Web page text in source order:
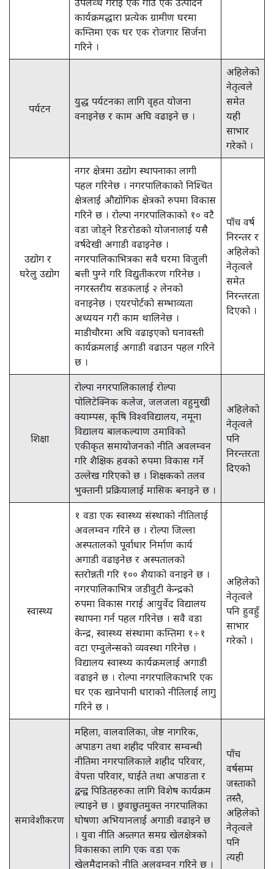
उपलव्ध गराई एक गाउँ एक उत्पादन
कार्यक्रमद्धारा प्रत्येक ग्रामीण घरमा
कम्तिमा एक घर एक रोजगार सिर्जना
गरिने ।
पर्यटन
युद्ध पर्यटनका लागि वृहत योजना
वनाइनेछ र काम अघि वढाइने छ ।
अहिलेको
नेतृत्वले
समेत
यही
साभार
गरेको ।
उद्योग र
घरेलु उद्योग
नगर क्षेत्रमा उद्योग स्थापनाका लागी
पहल गरिनेछ । नगरपालिकाको निश्चित
क्षेत्रलाई औद्योगिक क्षेत्रको रुपमा विकास
गरिने छ । रोल्पा नगरपालिकाको १० वटै
वडा जोड्ने रिङरोडको योजनालाई यसै
वर्षदेखी अगाडी वढाइनेछ ।
नगरपालिकाभित्रका सवै घरमा विजुली
बत्ती पुग्ने गरि विद्युतीकरण गरिनेछ ।
नगरस्तरीय सडकलाई २ लेनको
वनाइनेछ । एयरपोर्टको सम्भाव्यता
अध्ययन गरी काम थालिनेछ ।
माडीचौरमा अघि वढाइएको घनावस्ती
कार्यक्रमलाई अगाडी वढाउन पहल गरिने
छ ।
पाँच वर्ष
निरन्तर र
अहिलेको
नेतृत्वले
समेत
निरन्तरता
दिएको ।
शिक्षा
रोल्पा नगरपालिकालाई रोल्पा
पोलिटेक्निक कलेज, जलजला वहुमुखी
क्याम्पस, कृषि विश्वविद्यालय, नमूना
विद्यालय बालकल्याण उमाविको
एकीकृत समायोजनको नीति अवलम्वन
गरि शैक्षिक हवको रुपमा विकास गर्ने
उल्लेख गरिएको छ । शिक्षकको तलव
भुक्तानी प्रक्रियालाई मासिक बनाइने छ ।
अहिलेको
नेतृत्वले
पनि
निरन्तरता
दिएको
स्वास्थ्य
१ वडा एक स्वास्थ्य संस्थाको नीतिलाई
अवलम्वन गरिने छ । रोल्पा जिल्ला
अस्पतालको पूर्वाधार निर्माण कार्य
अगाडी वढाइनेछ र अस्पतालको
स्तरोन्नती गरि १०० शैयाको वनाइने छ ।
नगरपालिकाभित्र जडीवुटी केन्द्रको
रुपमा विकास गराई आयुर्वेद विद्यालय
स्थापना गर्न पहल गरिनेछ । सवै वडा
केन्द्र, स्वास्थ्य संस्थामा कम्तिमा १÷१
वटा एम्वुलेन्सको व्यवस्था गरिनेछ ।
विद्यालय स्वास्थ्य कार्यक्रमलाई अगाडी
वढाइने छ । रोल्पा नगरपालिकाभरि एक
घर एक खानेपानी धाराको नीतिलाई लागु
गरिने छ ।
अहिलेको
नेतृत्वले
पनि हुवहुँ
साभार
गरेको ।
समावेशीकरण
महिला, वालवालिका, जेष्ठ नागरिक,
अपाङग तथा शहीद परिवार सम्वन्धी
नीतिमा नगरपालिकाले शहीद परिवार,
वेपत्ता परिवार, घाईते तथा अपाङता र
द्वन्द्व पिडितहरुका लागि विशेष कार्यक्रम
ल्याइने छ । छुवाछुतमुक्त नगरपालिका
घोषणा अभियानलाई अगाडी वढाइने छ
। युवा नीति अन्र्तगत समग्र खेलक्षेत्रको
विकासका लागि एक वडा एक
खेलमैदानको नीति अलवम्वन गरिने छ ।
पाँच
वर्षसम्म
जस्ताको
तस्तै,
अहिलेको
नेतृत्वले
पनि
त्यही